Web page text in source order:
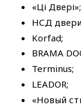
«Ці Двері»;
НСД
Korfad;
BRAMA
Terminus;
LEADOR;
«Новый